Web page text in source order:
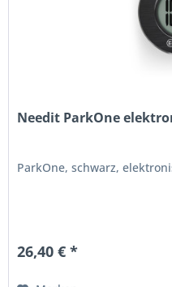
Needit ParkOne
ParkOne, schwarz,
26,40 € *